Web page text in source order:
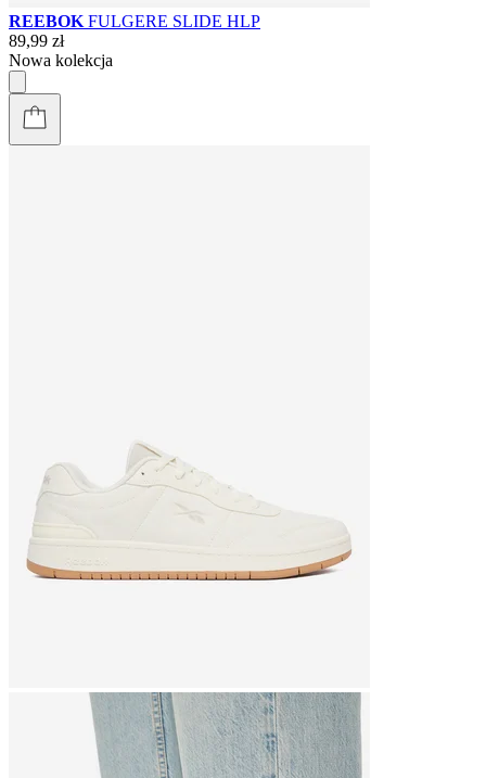
REEBOK FULGERE SLIDE HLP
89,99 zł
Nowa kolekcja